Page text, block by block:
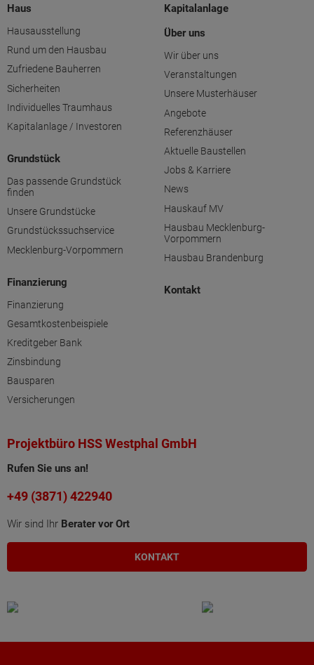
Haus
Hausausstellung
Rund um den Hausbau
Zufriedene Bauherren
Sicherheiten
Individuelles Traumhaus
Kapitalanlage / Investoren
Grundstück
Das passende Grundstück
finden
Unsere Grundstücke
Grundstückssuchservice
Mecklenburg-Vorpommern
Finanzierung
Finanzierung
Gesamtkostenbeispiele
Kreditgeber Bank
Zinsbindung
Bausparen
Versicherungen
Kapitalanlage
Über uns
Wir über uns
Veranstaltungen
Unsere Musterhäuser
Angebote
Referenzhäuser
Aktuelle Baustellen
Jobs & Karriere
News
Hauskauf MV
Hausbau Mecklenburg-
Vorpommern
Hausbau Brandenburg
Kontakt
Projektbüro HSS Westphal GmbH
Rufen Sie uns an!
+49 (3871) 422940
Wir sind Ihr Berater vor Ort
KONTAKT